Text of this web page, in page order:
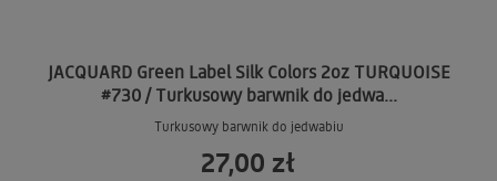
JACQUARD Green Label Silk Colors 2oz TURQUOISE
#730 / Turkusowy barwnik do jedwa...
Turkusowy barwnik do jedwabiu
27,00 zł